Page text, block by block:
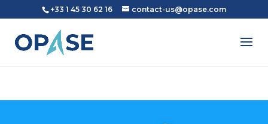
+33 1 45 30 62 16 contact-us@opase.com